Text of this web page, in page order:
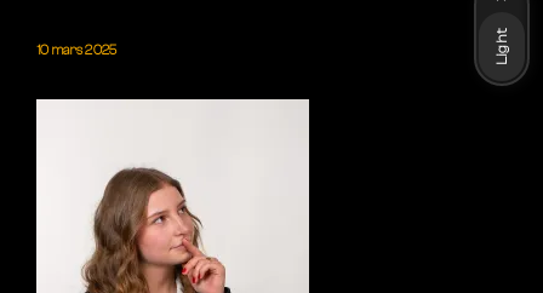
10 mars 2025 Light